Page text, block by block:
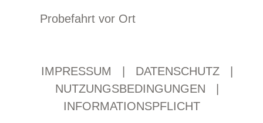
Probefahrt vor Ort
IMPRESSUM DATENSCHUTZ
NUTZUNGSBEDINGUNGEN
INFORMATIONSPFLICHT